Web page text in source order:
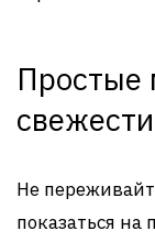
Простые
Не
показаться